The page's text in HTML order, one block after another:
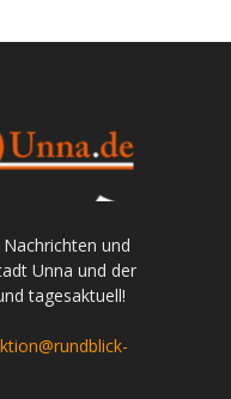
und
Unna und der
tagesaktuell!